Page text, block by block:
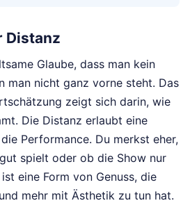
Distanz
Glaube, dass man kein
man nicht ganz vorne steht. Das
zeigt sich darin, wie
Die Distanz erlaubt eine
Performance. Du merkst eher,
spielt oder ob die Show nur
eine Form von Genuss, die
mehr mit Ästhetik zu tun hat.